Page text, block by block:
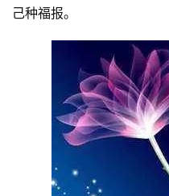
己种福报。